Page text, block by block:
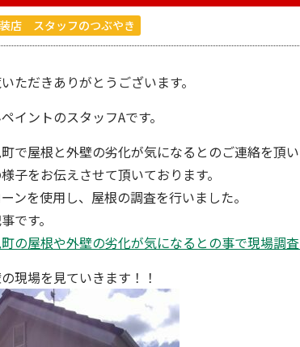
店 スタッフのつぶやき
ただきありがとうございます。
イントのスタッフAです。
で屋根と外壁の劣化が気になるとのご連絡を頂
子をお伝えさせて頂いております。
ンを使用し、屋根の調査を行いました。
です。
の屋根や外壁の劣化が気になるとの事で現場調
現場を見ていきます！！